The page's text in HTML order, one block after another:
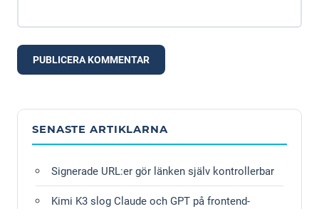
SENASTE ARTIKLARNA
Signerade URL:er gör länken själv kontrollerbar
Kimi K3 slog Claude och GPT på frontend-